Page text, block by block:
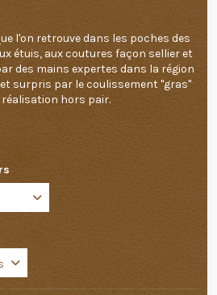
l'on retrouve dans les poches des
étuis, aux coutures façon sellier et
des mains expertes dans la région
et surpris par le coulissement "gras"
réalisation hors pair.